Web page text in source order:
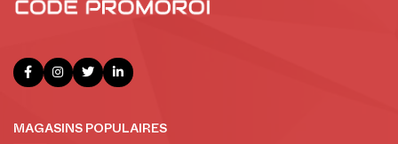
MAGASINS POPULAIRES